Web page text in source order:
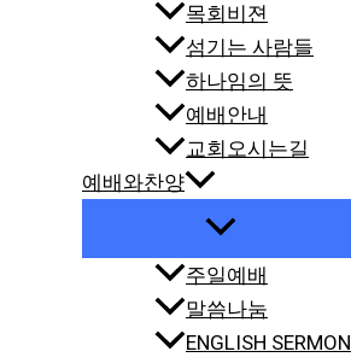
목회비젼
섬기는 사람들
하나임의 뜻
예배안내
교회오시는길
예배와찬양
주일예배
말씀나눔
ENGLISH SERMON